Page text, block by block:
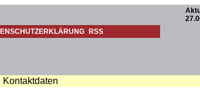
RSS
Kontaktdaten